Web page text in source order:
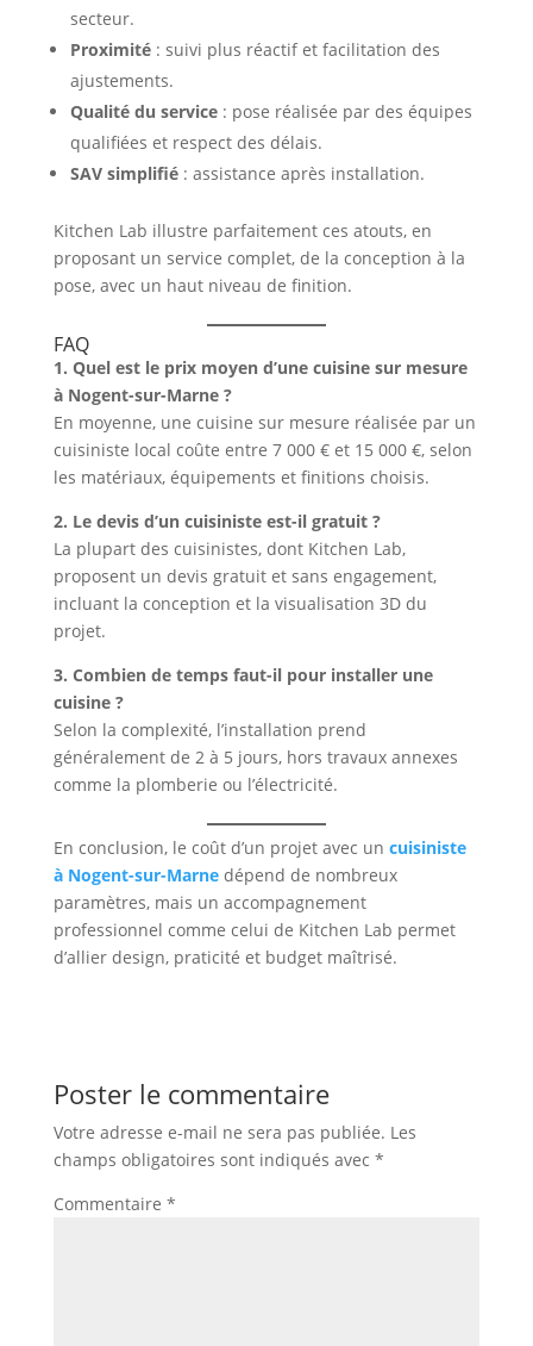
secteur.
Proximité: suivi plus réactif et facilitation des
ajustements.
Qualité du service: pose réalisée par des équipes
qualifiées et respect des délais.
SAV simplifié: assistance après installation.
Kitchen Lab illustre parfaitement ces atouts, en
proposant un service complet, de la conception à la
pose, avec un haut niveau de finition.
FAQ
1. Quel est le prix moyen d’une cuisine sur mesure
à Nogent-sur-Marne ?
En moyenne, une cuisine sur mesure réalisée par un
cuisiniste local coûte entre 7 000 € et 15 000 €, selon
les matériaux, équipements et finitions choisis.
2. Le devis d’un cuisiniste est-il gratuit ?
La plupart des cuisinistes, dont Kitchen Lab,
proposent un devis gratuit et sans engagement,
incluant la conception et la visualisation 3D du
projet.
3. Combien de temps faut-il pour installer une
cuisine ?
Selon la complexité, l’installation prend
généralement de 2 à 5 jours, hors travaux annexes
comme la plomberie ou l’électricité.
En conclusion, le coût d’un projet avec un cuisiniste
à Nogent-sur-Marne dépend de nombreux
paramètres, mais un accompagnement
professionnel comme celui de Kitchen Lab permet
d’allier design, praticité et budget maîtrisé.
Poster le commentaire
Votre adresse e-mail ne sera pas publiée. Les
champs obligatoires sont indiqués avec *
Commentaire *